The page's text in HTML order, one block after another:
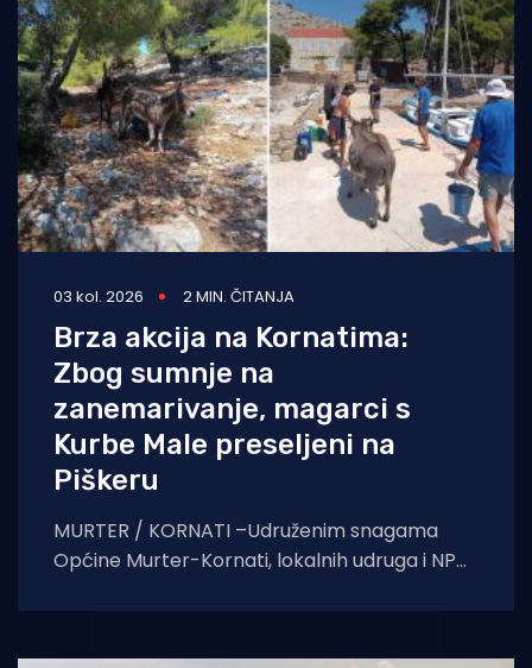
03 kol. 2026 2 MIN. ČITANJA
Brza akcija na Kornatima:
Zbog sumnje na
zanemarivanje, magarci s
Kurbe Male preseljeni na
Piškeru
MURTER / KORNATI –Udruženim snagama
Općine Murter-Kornati, lokalnih udruga i NP
novi dom s adekvatnom